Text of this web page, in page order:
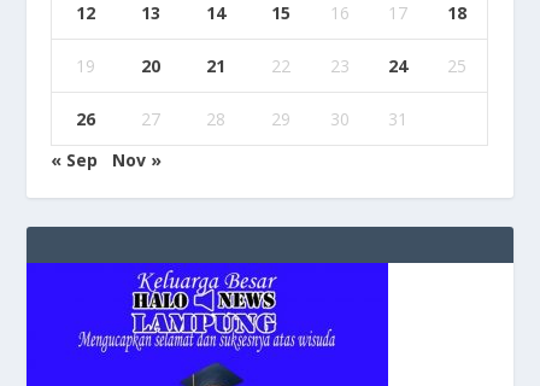
12 13 14 15 16 17 18
19 20 21 22 23 24 25
26 27 28 29 30
31
« Sep
Nov »